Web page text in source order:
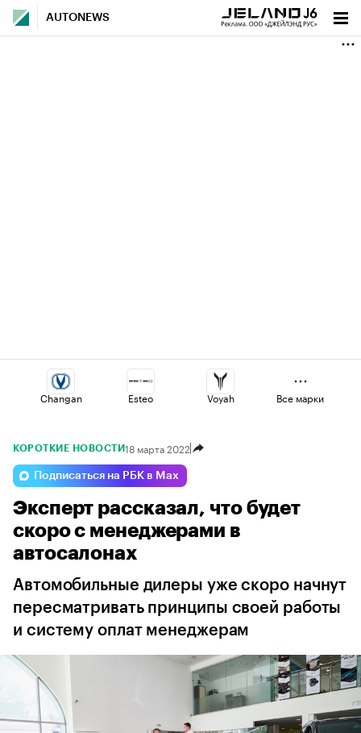
AUTONEWS
Changan Esteo Voyah
Jaecoo Volga
Omoda Haval Geely
Все марки
КОРОТКИЕ НОВОСТИ18 марта 2022
Подписаться на РБК в Max
Эксперт рассказал, что будет
скоро с менеджерами в
автосалонах
Автомобильные дилеры уже скоро начнут
пересматривать принципы своей работы
и систему оплат менеджерам